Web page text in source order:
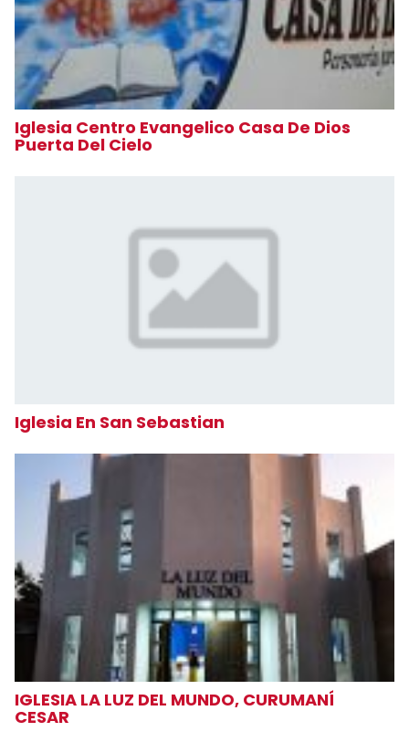
Iglesia Centro Evangelico Casa De Dios
Puerta Del Cielo
Iglesia En San Sebastian
IGLESIA LA LUZ DEL MUNDO, CURUMANÍ
CESAR